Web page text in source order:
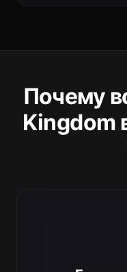
Почему
Kingdom